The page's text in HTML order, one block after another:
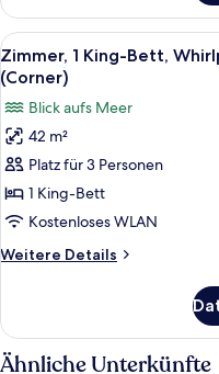
Zimmer,
2 Einzelbetten,
Stadtblick
Alle
Fotos
für
Zimmer,
1 King-
Bett,
Whirlpool,
Blick
auf
den
(Corner)
anzeigen
9
Zimmer, 1 King-Bett,
(Corner)
Blick aufs Meer
42 m²
Platz für 3 Personen
1 King-Bett
Kostenloses WLAN
Weitere Details
Weitere
1 King-
Bett,
Ähnliche Unterkünfte